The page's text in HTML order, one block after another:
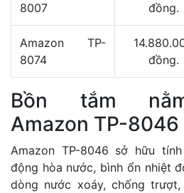
8007
đồng.
Amazon TP-
8074
đồng.
Bồn tắm
Amazon TP-8046
Amazon TP-8046 sở hữu
động hòa nước, bình ổn nhiệt
dòng nước xoáy, chống